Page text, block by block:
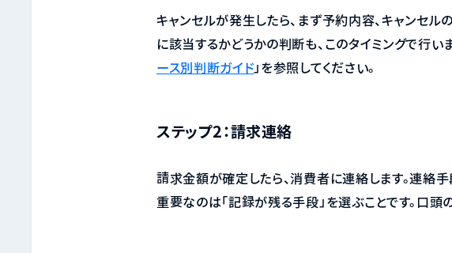
キャンセルが発生したら、まず予約内容、キャンセル
に該当するかどうかの判断も、このタイミングで行い
ース別判断ガイド」を参照してください。
ステップ2：請求連絡
請求金額が確定したら、消費者に連絡します。連絡
重要なのは「記録が残る手段」を選ぶことです。口頭